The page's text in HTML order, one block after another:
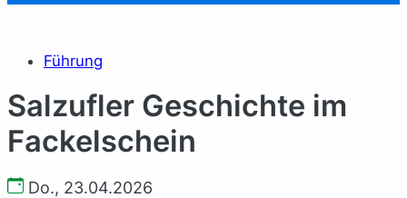
Führung
Salzufler Geschichte im
Fackelschein
Do., 23.04.2026